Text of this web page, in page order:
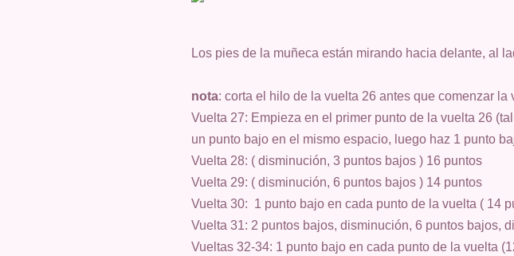
Los pies de la muñeca están mirando hacia delante, al
nota: corta el hilo de la vuelta 26 antes que comenzar la
Vuelta 27: Empieza en el primer punto de la vuelta 26
un punto bajo en el mismo espacio, luego haz 1 punto
Vuelta 28: ( disminución, 3 puntos bajos ) 16 puntos
Vuelta 29: ( disminución, 6 puntos bajos ) 14 puntos
Vuelta 30: 1 punto bajo en cada punto de la vuelta ( 14
Vuelta 31: 2 puntos bajos, disminución, 6 puntos bajos,
Vueltas 32-34: 1 punto bajo en cada punto de la vuelta